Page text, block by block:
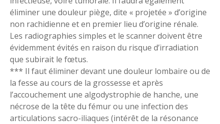
éliminer une douleur piège, dite « projetée » d’origine
non rachidienne et en premier lieu d’origine rénale.
Les radiographies simples et le scanner doivent être
évidemment évités en raison du risque d’irradiation
que subirait le fœtus.
*** Il faut éliminer devant une douleur lombaire ou de
la fesse au cours de la grossesse et après
l’accouchement une algodystrophie de hanche, une
nécrose de la tête du fémur ou une infection des
articulations sacro-iliaques (intérêt de la résonance